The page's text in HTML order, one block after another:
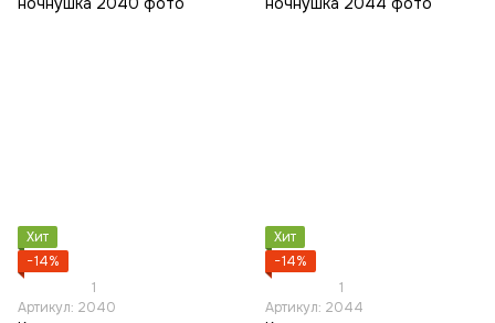
Хит
−14%
1
Артикул: 2040
Хит
−14%
1
Артикул: 2044